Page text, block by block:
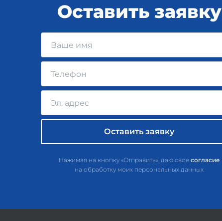
Оставить заявку
Нажимая на кнопку «Отправить», даю свое согласие
на обработку моих персональных данных